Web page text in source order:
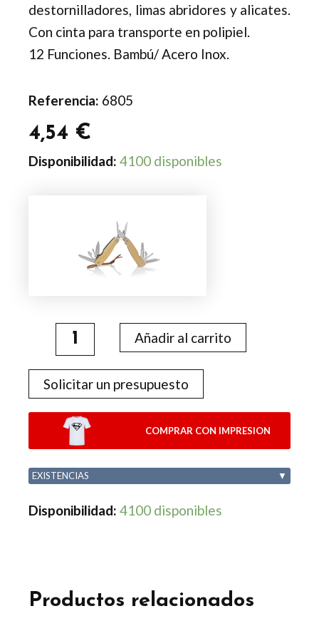
destornilladores, limas abridores y alicates.
Con cinta para transporte en polipiel.
12 Funciones. Bambú/ Acero Inox.
Referencia: 6805
4,54 €
Disponibilidad: 4100 disponibles
Multiherramienta
Añadir al carrito
Solicitar un presupuesto
COMPRAR CON IMPRESION
EXISTENCIAS ▼
Disponibilidad: 4100 disponibles
Productos relacionados